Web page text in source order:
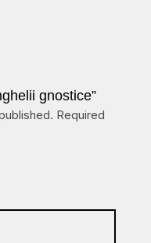
gnostice”
Required